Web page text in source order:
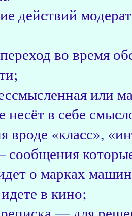
действий
во время
или
несёт в себе
вроде «класс»,
которые
о марках
в кино;